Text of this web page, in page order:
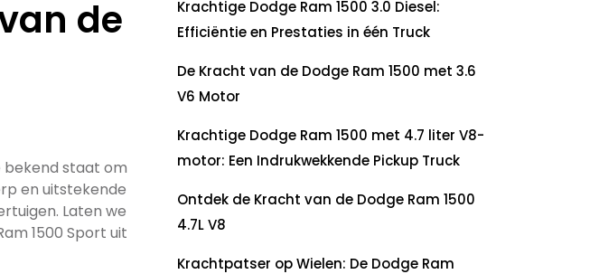
de
bekend staat om
en uitstekende
Laten we
1500 Sport uit
Krachtige Dodge Ram 1500 3.0 Diesel:
Efficiëntie en Prestaties in één Truck
De Kracht van de Dodge Ram 1500 met 3.6
V6 Motor
Krachtige Dodge Ram 1500 met 4.7 liter V8-
motor: Een Indrukwekkende Pickup Truck
Ontdek de Kracht van de Dodge Ram 1500
4.7L V8
Krachtpatser op Wielen: De Dodge Ram